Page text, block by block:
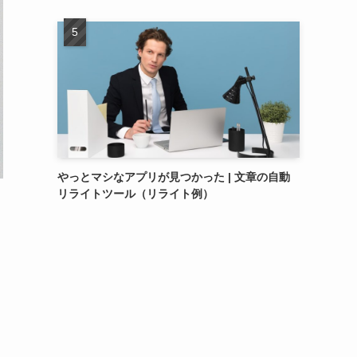
やっとマシなアプリが見つかった | 文章の自動
リライトツール（リライト例）